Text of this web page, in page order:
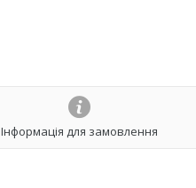
Інформація для замовлення